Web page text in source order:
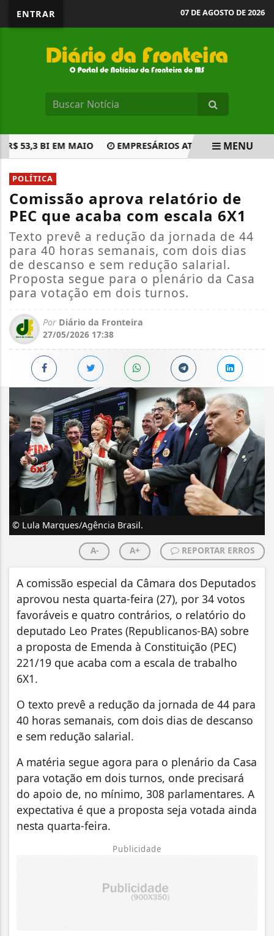
ENTRAR 07 DE AGOSTO DE 2026
53,3 BI EM MAIO EMPRESÁRIOS ATACAM PEC 6X1 NO
EM ALTA
MENU
POLÍTICA
Comissão aprova relatório de
PEC que acaba com escala 6X1
Texto prevê a redução da jornada de 44
para 40 horas semanais, com dois dias
de descanso e sem redução salarial.
Proposta segue para o plenário da Casa
para votação em dois turnos.
Por Diário da Fronteira
27/05/2026 17:38
© Lula Marques/Agência Brasil.
A- A+ REPORTAR ERROS
A comissão especial da Câmara dos Deputados
aprovou nesta quarta-feira (27), por 34 votos
favoráveis e quatro contrários, o relatório do
deputado Leo Prates (Republicanos-BA) sobre
a proposta de Emenda à Constituição (PEC)
221/19 que acaba com a escala de trabalho
6X1.
O texto prevê a redução da jornada de 44 para
40 horas semanais, com dois dias de descanso
e sem redução salarial.
A matéria segue agora para o plenário da Casa
para votação em dois turnos, onde precisará
do apoio de, no mínimo, 308 parlamentares. A
expectativa é que a proposta seja votada ainda
nesta quarta-feira.
Publicidade